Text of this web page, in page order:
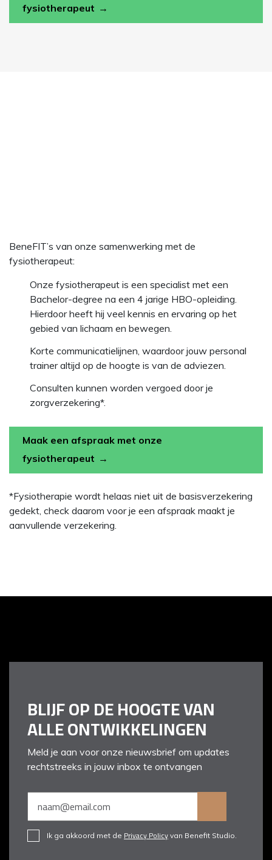
fysiotherapeut
BeneFIT’s van onze samenwerking met de
fysiotherapeut:
Onze fysiotherapeut is een specialist met een
Bachelor-degree na een 4 jarige HBO-opleiding.
Hierdoor heeft hij veel kennis en ervaring op het
gebied van lichaam en bewegen.
Korte communicatielijnen, waardoor jouw personal
trainer altijd op de hoogte is van de adviezen.
Consulten kunnen worden vergoed door je
zorgverzekering*.
Maak een afspraak met onze
fysiotherapeut
*Fysiotherapie wordt helaas niet uit de basisverzekering
gedekt, check daarom voor je een afspraak maakt je
aanvullende verzekering.
BLIJF OP DE HOOGTE VAN
ALLE ONTWIKKELINGEN
Meld je aan voor onze nieuwsbrief om updates
rechtstreeks in jouw inbox te ontvangen
Ik ga akkoord met de Privacy Policy van Benefit Studio.